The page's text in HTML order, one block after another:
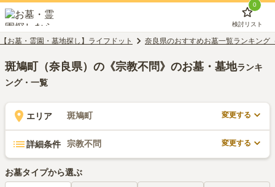
0
検討リスト
【お墓・霊園・墓地探し】ライフドット 奈良県のおすすめお墓一覧ランキング
斑鳩町（奈良県）の《宗教不問》のお墓・墓地ランキ
ング・一覧
エリア 斑鳩町 変更する
詳細条件 宗教不問 変更する
お墓タイプから選ぶ